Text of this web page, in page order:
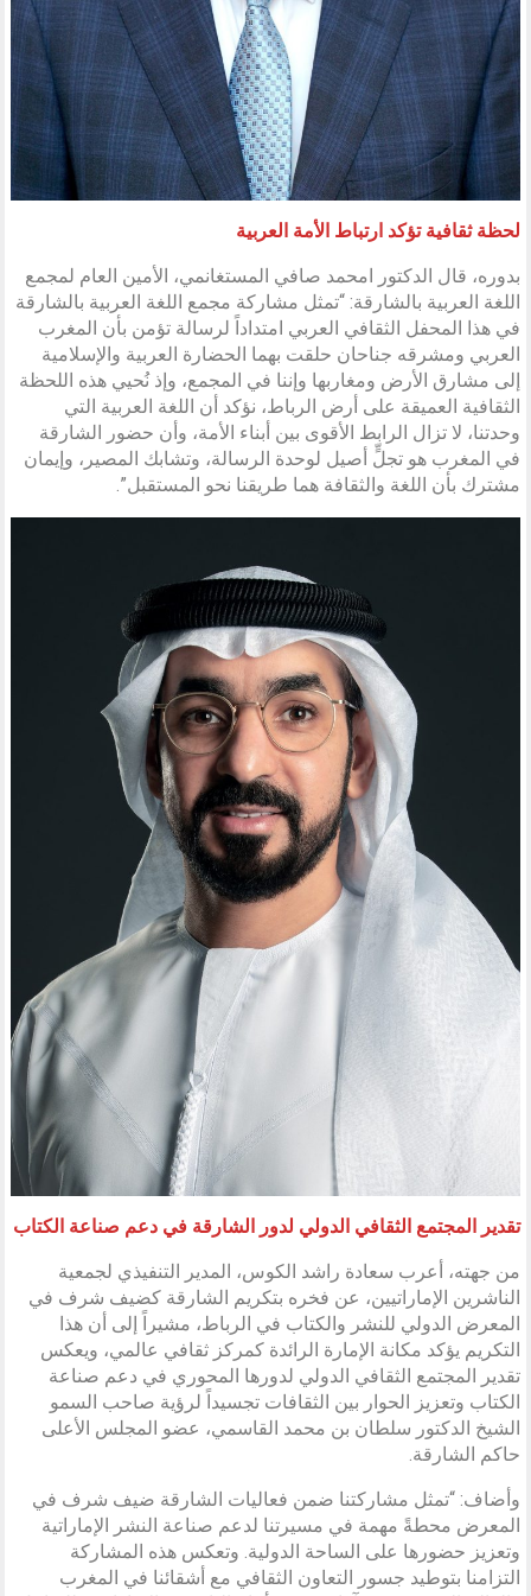
لحظة ثقافية تؤكد ارتباط الأمة العربية
بدوره، قال الدكتور امحمد صافي المستغانمي، الأمين العام لمجمع
اللغة العربية بالشارقة: “تمثل مشاركة مجمع اللغة العربية بالشارقة
في هذا المحفل الثقافي العربي امتداداً لرسالة تؤمن بأن المغرب
العربي ومشرقه جناحان حلقت بهما الحضارة العربية والإسلامية
إلى مشارق الأرض ومغاربها وإننا في المجمع، وإذ نُحيي هذه اللحظة
الثقافية العميقة على أرض الرباط، نؤكد أن اللغة العربية التي
وحدتنا، لا تزال الرابط الأقوى بين أبناء الأمة، وأن حضور الشارقة
في المغرب هو تجلٍّ أصيل لوحدة الرسالة، وتشابك المصير، وإيمان
مشترك بأن اللغة والثقافة هما طريقنا نحو المستقبل”.
تقدير المجتمع الثقافي الدولي لدور الشارقة في دعم صناعة الكتاب
من جهته، أعرب سعادة راشد الكوس، المدير التنفيذي لجمعية
الناشرين الإماراتيين، عن فخره بتكريم الشارقة كضيف شرف في
المعرض الدولي للنشر والكتاب في الرباط، مشيراً إلى أن هذا
التكريم يؤكد مكانة الإمارة الرائدة كمركز ثقافي عالمي، ويعكس
تقدير المجتمع الثقافي الدولي لدورها المحوري في دعم صناعة
الكتاب وتعزيز الحوار بين الثقافات تجسيداً لرؤية صاحب السمو
الشيخ الدكتور سلطان بن محمد القاسمي، عضو المجلس الأعلى
حاكم الشارقة.
وأضاف: “تمثل مشاركتنا ضمن فعاليات الشارقة ضيف شرف في
المعرض محطةً مهمة في مسيرتنا لدعم صناعة النشر الإماراتية
وتعزيز حضورها على الساحة الدولية. وتعكس هذه المشاركة
التزامنا بتوطيد جسور التعاون الثقافي مع أشقائنا في المغرب